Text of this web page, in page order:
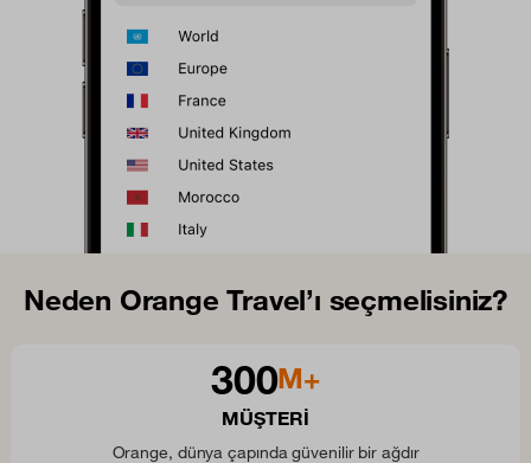
Neden Orange Travel’ı seçmelisiniz?
300M+
MÜŞTERI
Orange, dünya çapında güvenilir bir ağdır